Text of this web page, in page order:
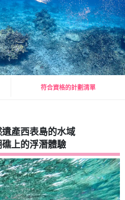
符合資格的計劃清單
產西表島的水域
上的浮潛體驗